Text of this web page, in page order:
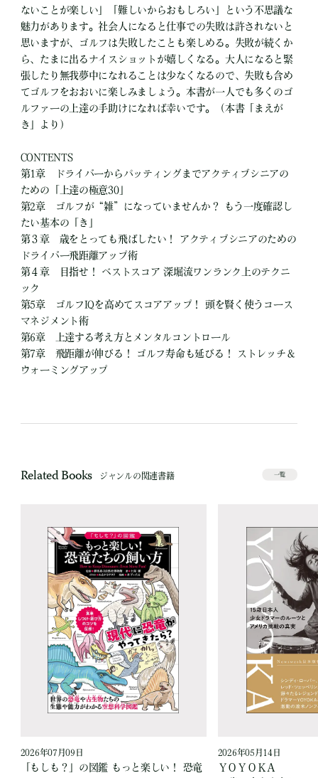
ないことが楽しい」「難しいからおもしろい」という不思議な
魅力があります。社会人になると仕事での失敗は許されないと
思いますが、ゴルフは失敗したことも楽しめる。失敗が続くか
ら、たまに出るナイスショットが嬉しくなる。大人になると緊
張したり無我夢中になれることは少なくなるので、失敗も含め
てゴルフをおおいに楽しみましょう。本書が一人でも多くのゴ
ルファーの上達の手助けになれば幸いです。（本書「まえが
き」より）
CONTENTS
第1章 ドライバーからパッティングまでアクティブシニアの
ための「上達の極意30」
第2章 ゴルフが“雑”になっていませんか？ もう一度確認し
たい基本の「き」
第３章 歳をとっても飛ばしたい！ アクティブシニアのための
ドライバー飛距離アップ術
第４章 目指せ！ ベストスコア 深堀流ワンランク上のテクニ
ック
第5章 ゴルフIQを高めてスコアアップ！ 頭を賢く使うコース
マネジメント術
第6章 上達する考え方とメンタルコントロール
第7章 飛距離が伸びる！ ゴルフ寿命も延びる！ ストレッチ＆
ウォーミングアップ
Related Books ジャンルの関連書籍 一覧
2026年07月09日
「もしも？」の図鑑 もっと楽しい！ 恐竜
2026年05月14日
ＹＯＹＯＫＡ